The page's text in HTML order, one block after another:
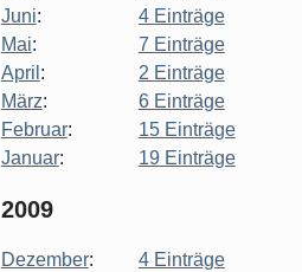
Juni:
4 Einträge
Mai:
7 Einträge
April :
2 Einträge
März:
6 Einträge
Februar:
15 Einträge
Januar: 19 Einträge
2009
Dezember:
4 Einträge